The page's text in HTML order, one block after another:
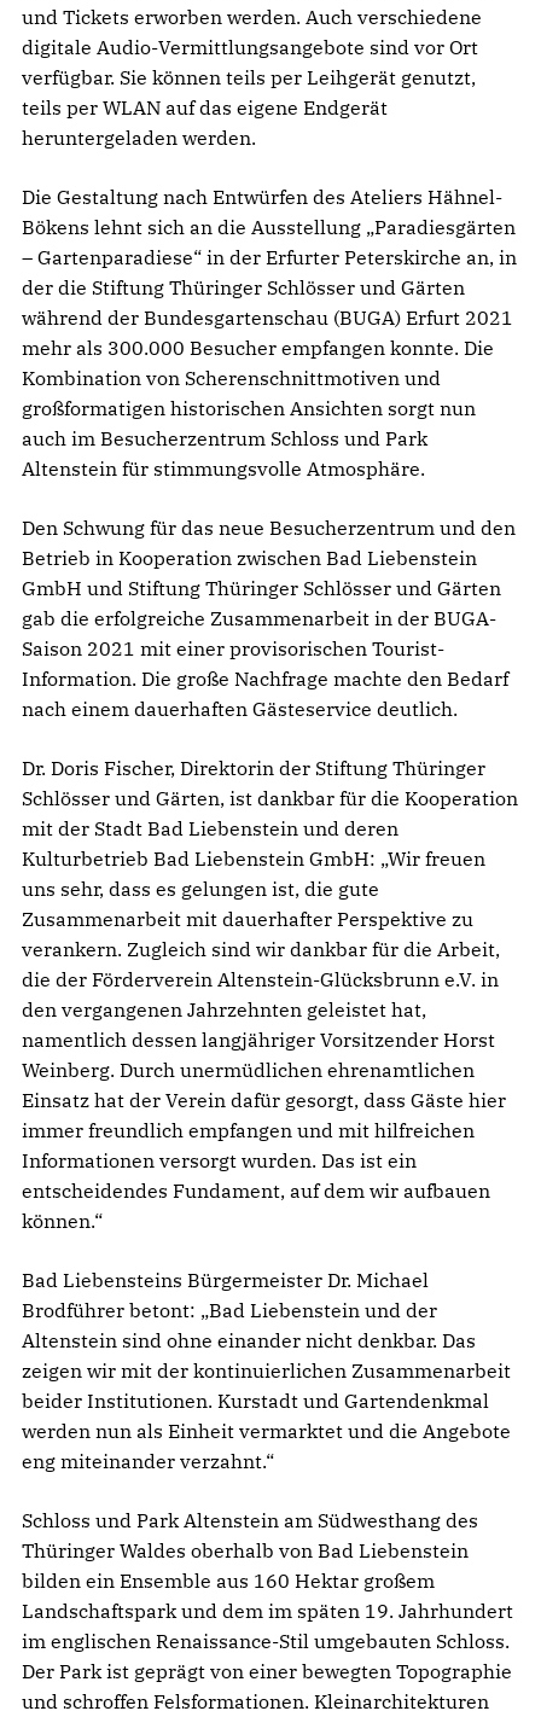
und Tickets erworben werden. Auch verschiedene
digitale Audio-Vermittlungsangebote sind vor Ort
verfügbar. Sie können teils per Leihgerät genutzt,
teils per WLAN auf das eigene Endgerät
heruntergeladen werden.
Die Gestaltung nach Entwürfen des Ateliers Hähnel-
Bökens lehnt sich an die Ausstellung „Paradiesgärten
– Gartenparadiese“ in der Erfurter Peterskirche an, in
der die Stiftung Thüringer Schlösser und Gärten
während der Bundesgartenschau (BUGA) Erfurt 2021
mehr als 300.000 Besucher empfangen konnte. Die
Kombination von Scherenschnittmotiven und
großformatigen historischen Ansichten sorgt nun
auch im Besucherzentrum Schloss und Park
Altenstein für stimmungsvolle Atmosphäre.
Den Schwung für das neue Besucherzentrum und den
Betrieb in Kooperation zwischen Bad Liebenstein
GmbH und Stiftung Thüringer Schlösser und Gärten
gab die erfolgreiche Zusammenarbeit in der BUGA-
Saison 2021 mit einer provisorischen Tourist-
Information. Die große Nachfrage machte den Bedarf
nach einem dauerhaften Gästeservice deutlich.
Dr. Doris Fischer, Direktorin der Stiftung Thüringer
Schlösser und Gärten, ist dankbar für die Kooperation
mit der Stadt Bad Liebenstein und deren
Kulturbetrieb Bad Liebenstein GmbH: „Wir freuen
uns sehr, dass es gelungen ist, die gute
Zusammenarbeit mit dauerhafter Perspektive zu
verankern. Zugleich sind wir dankbar für die Arbeit,
die der Förderverein Altenstein-Glücksbrunn e.V. in
den vergangenen Jahrzehnten geleistet hat,
namentlich dessen langjähriger Vorsitzender Horst
Weinberg. Durch unermüdlichen ehrenamtlichen
Einsatz hat der Verein dafür gesorgt, dass Gäste hier
immer freundlich empfangen und mit hilfreichen
Informationen versorgt wurden. Das ist ein
entscheidendes Fundament, auf dem wir aufbauen
können.“
Bad Liebensteins Bürgermeister Dr. Michael
Brodführer betont: „Bad Liebenstein und der
Altenstein sind ohne einander nicht denkbar. Das
zeigen wir mit der kontinuierlichen Zusammenarbeit
beider Institutionen. Kurstadt und Gartendenkmal
werden nun als Einheit vermarktet und die Angebote
eng miteinander verzahnt.“
Schloss und Park Altenstein am Südwesthang des
Thüringer Waldes oberhalb von Bad Liebenstein
bilden ein Ensemble aus 160 Hektar großem
Landschaftspark und dem im späten 19. Jahrhundert
im englischen Renaissance-Stil umgebauten Schloss.
Der Park ist geprägt von einer bewegten Topographie
und schroffen Felsformationen. Kleinarchitekturen